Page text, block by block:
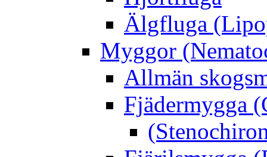
Älgfluga
Myggor
Allmän
Fjädermygga